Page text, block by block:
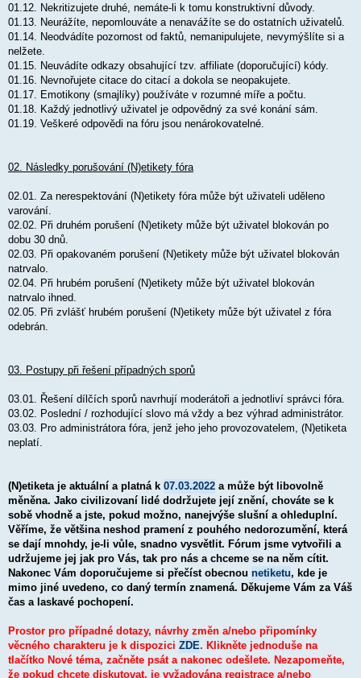
01.12. Nekritizujete druhé, nemáte-li k tomu konstruktivní důvody.
01.13. Neurážíte, nepomlouváte a nenavážíte se do ostatních uživatelů.
01.14. Neodvádíte pozornost od faktů, nemanipulujete, nevymýšlíte si a
nelžete.
01.15. Neuvádíte odkazy obsahující tzv. affiliate (doporučující) kódy.
01.16. Nevnořujete citace do citací a dokola se neopakujete.
01.17. Emotikony (smajlíky) používáte v rozumné míře a počtu.
01.18. Každý jednotlivý uživatel je odpovědný za své konání sám.
01.19. Veškeré odpovědi na fóru jsou nenárokovatelné.
02. Následky porušování (N)etikety fóra
02.01. Za nerespektování (N)etikety fóra může být uživateli uděleno
varování.
02.02. Při druhém porušení (N)etikety může být uživatel blokován po
dobu 30 dnů.
02.03. Při opakovaném porušení (N)etikety může být uživatel blokován
natrvalo.
02.04. Při hrubém porušení (N)etikety může být uživatel blokován
natrvalo ihned.
02.05. Při zvlášť hrubém porušení (N)etikety může být uživatel z fóra
odebrán.
03. Postupy při řešení případných sporů
03.01. Řešení dílčích sporů navrhují moderátoři a jednotliví správci fóra.
03.02. Poslední / rozhodující slovo má vždy a bez výhrad administrátor.
03.03. Pro administrátora fóra, jenž jeho jeho provozovatelem, (N)etiketa
neplatí.
(N)etiketa je aktuální a platná k 07.03.2022 a může být libovolně
měněna. Jako civilizovaní lidé dodržujete její znění, chováte se k
sobě vhodně a jste, pokud možno, nanejvýše slušní a ohleduplní.
Věříme, že většina neshod pramení z pouhého nedorozumění, která
se dají mnohdy, je-li vůle, snadno vysvětlit. Fórum jsme vytvořili a
udržujeme jej jak pro Vás, tak pro nás a chceme se na něm cítit.
Nakonec Vám doporučujeme si přečíst obecnou netiketu, kde je
mimo jiné uvedeno, co daný termín znamená. Děkujeme Vám za Váš
čas a laskavé pochopení.
Prostor pro případné dotazy, návrhy změn a/nebo připomínky
věcného charakteru je k dispozici ZDE. Klikněte jednoduše na
tlačítko Nové téma, začněte psát a nakonec odešlete. Nezapomeňte,
že pokud chcete diskutovat, je vyžadována registrace a/nebo